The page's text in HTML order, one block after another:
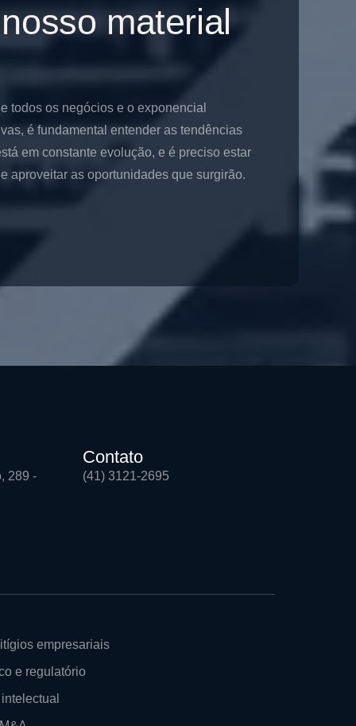
material
todos os negócios e o exponencial
é fundamental entender as tendências
em constante evolução, e é preciso estar
aproveitar as oportunidades que surgirão.
289 -
Contato
(41) 3121-2695
empresariais
e regulatório